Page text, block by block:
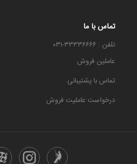
تماس با ما
تلفن : ۳۳۳۳۶۶۶۶-۰۳۱
عاملین فروش
تماس با پشتیبانی
درخواست عاملیت فروش